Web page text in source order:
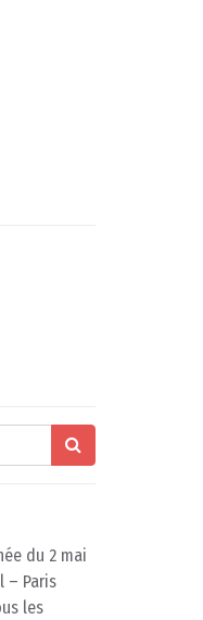
du 2 mai
– Paris
les